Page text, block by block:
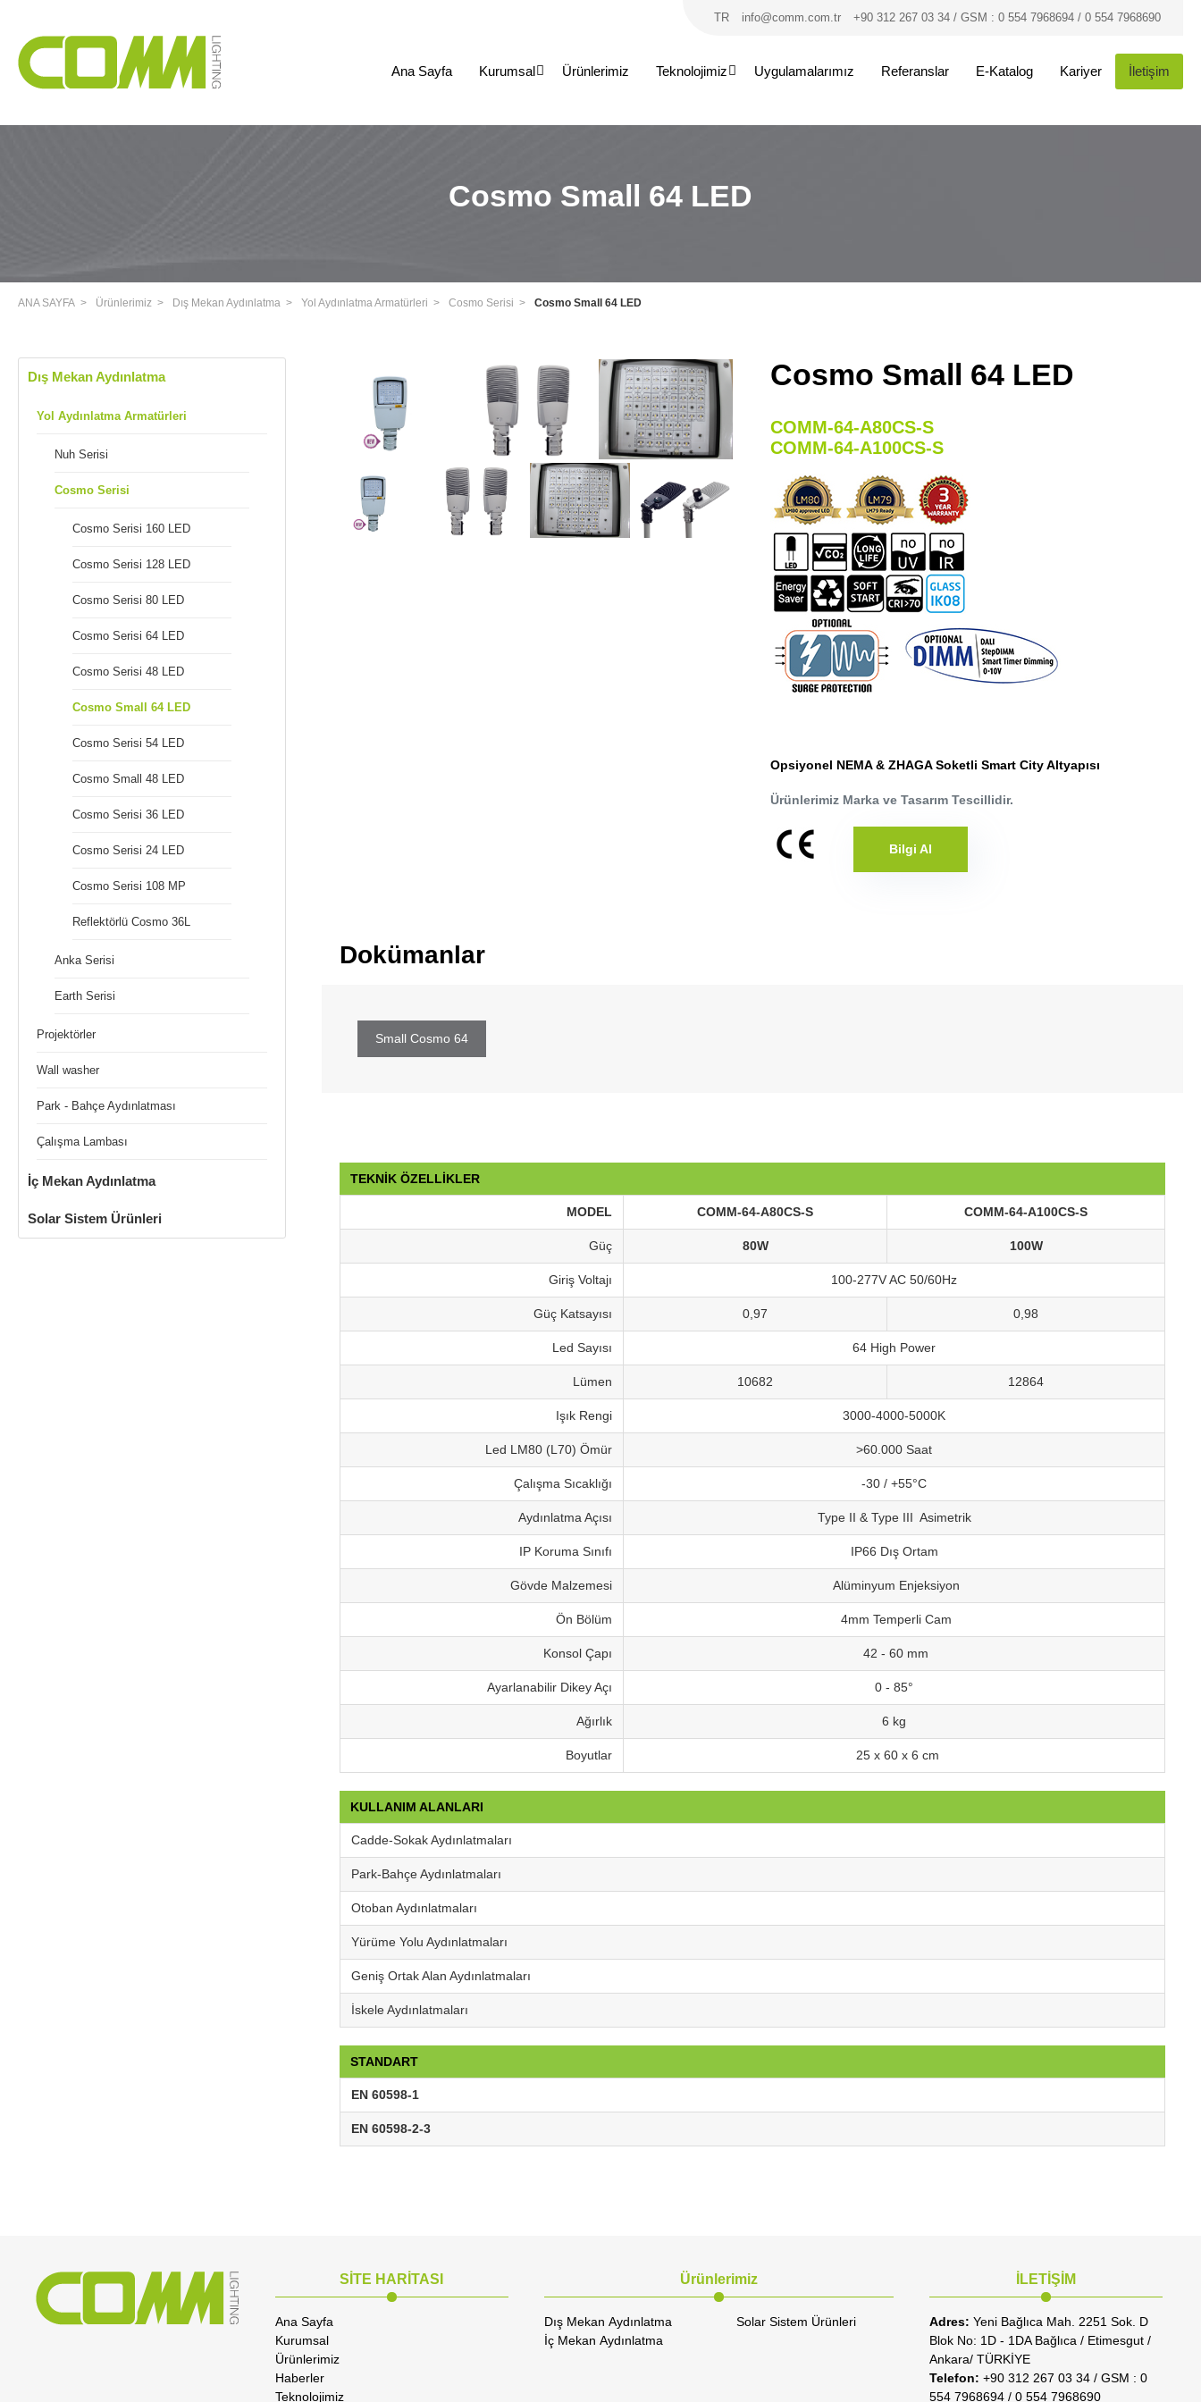
TR info@comm.com.tr +90 312 267 03 34 / GSM : 0 554 7968694 / 0 554 7968690
Ana Sayfa Kurumsal Ürünlerimiz Teknolojimiz Uygulamalarımız Referanslar E-Katalog Kariyer İletişim
Cosmo Small 64 LED
ANA SAYFA Ürünlerimiz Dış Mekan Aydınlatma Yol Aydınlatma Armatürleri Cosmo Serisi Cosmo Small 64 LED
Dış Mekan Aydınlatma
Yol Aydınlatma Armatürleri
Nuh Serisi
Cosmo Serisi
Cosmo Serisi 160 LED
Cosmo Serisi 128 LED
Cosmo Serisi 80 LED
Cosmo Serisi 64 LED
Cosmo Serisi 48 LED
Cosmo Small 64 LED
Cosmo Serisi 54 LED
Cosmo Small 48 LED
Cosmo Serisi 36 LED
Cosmo Serisi 24 LED
Cosmo Serisi 108 MP
Reflektörlü Cosmo 36L
Anka Serisi
Earth Serisi
Projektörler
Wall washer
Park - Bahçe Aydınlatması
Çalışma Lambası
İç Mekan Aydınlatma
Solar Sistem Ürünleri
Cosmo Small 64 LED
COMM-64-A80CS-S
COMM-64-A100CS-S
Opsiyonel NEMA & ZHAGA Soketli Smart City Altyapısı
Ürünlerimiz Marka ve Tasarım Tescillidir.
Bilgi Al
Dokümanlar
Small Cosmo 64
TEKNİK ÖZELLİKLER
MODEL COMM-64-A80CS-S COMM-64-A100CS-S
Güç 80W 100W
Giriş Voltajı 100-277V AC 50/60Hz
Güç Katsayısı 0,97 0,98
Led Sayısı 64 High Power
Lümen 10682 12864
Işık Rengi 3000-4000-5000K
Led LM80 (L70) Ömür >60.000 Saat
Çalışma Sıcaklığı -30 / +55°C
Aydınlatma Açısı Type II & Type III Asimetrik
IP Koruma Sınıfı IP66 Dış Ortam
Gövde Malzemesi Alüminyum Enjeksiyon
Ön Bölüm 4mm Temperli Cam
Konsol Çapı 42 - 60 mm
Ayarlanabilir Dikey Açı 0 - 85°
Ağırlık 6 kg
Boyutlar 25 x 60 x 6 cm
KULLANIM ALANLARI
Cadde-Sokak Aydınlatmaları
Park-Bahçe Aydınlatmaları
Otoban Aydınlatmaları
Yürüme Yolu Aydınlatmaları
Geniş Ortak Alan Aydınlatmaları
İskele Aydınlatmaları
STANDART
EN 60598-1
EN 60598-2-3
SİTE HARİTASI
Ana Sayfa
Kurumsal
Ürünlerimiz
Haberler
Teknolojimiz
Ürünlerimiz
Dış Mekan Aydınlatma
İç Mekan Aydınlatma
Solar Sistem Ürünleri
İLETİŞİM
Adres: Yeni Bağlıca Mah. 2251 Sok. D
Blok No: 1D - 1DA Bağlıca / Etimesgut /
Ankara/ TÜRKİYE
Telefon: +90 312 267 03 34 / GSM : 0
554 7968694 / 0 554 7968690